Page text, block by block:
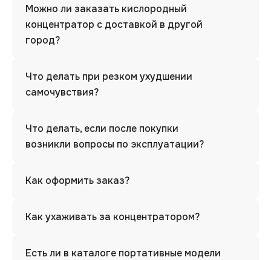
Можно ли заказать кислородный
концентратор с доставкой в другой
город?
Что делать при резком ухудшении
самочувствия?
Что делать, если после покупки
возникли вопросы по эксплуатации?
Как оформить заказ?
Как ухаживать за концентратором?
Есть ли в каталоге портативные модели